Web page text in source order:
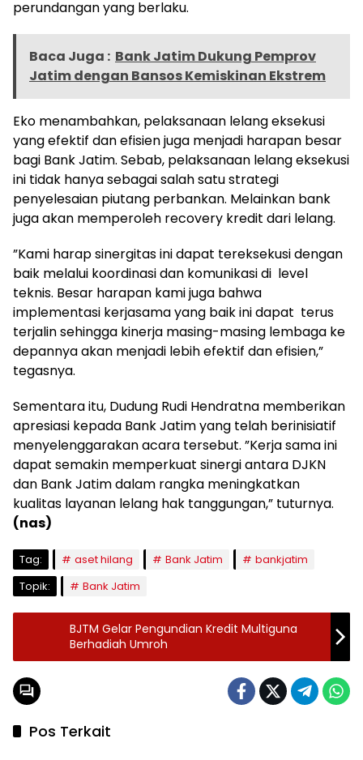
perundangan yang berlaku.
Baca Juga : Bank Jatim Dukung Pemprov
Jatim dengan Bansos Kemiskinan Ekstrem
Eko menambahkan, pelaksanaan lelang eksekusi
yang efektif dan efisien juga menjadi harapan besar
bagi Bank Jatim. Sebab, pelaksanaan lelang eksekusi
ini tidak hanya sebagai salah satu strategi
penyelesaian piutang perbankan. Melainkan bank
juga akan memperoleh recovery kredit dari lelang.
”Kami harap sinergitas ini dapat tereksekusi dengan
baik melalui koordinasi dan komunikasi di level
teknis. Besar harapan kami juga bahwa
implementasi kerjasama yang baik ini dapat terus
terjalin sehingga kinerja masing-masing lembaga ke
depannya akan menjadi lebih efektif dan efisien,”
tegasnya.
Sementara itu, Dudung Rudi Hendratna memberikan
apresiasi kepada Bank Jatim yang telah berinisiatif
menyelenggarakan acara tersebut. ”Kerja sama ini
dapat semakin memperkuat sinergi antara DJKN
dan Bank Jatim dalam rangka meningkatkan
kualitas layanan lelang hak tanggungan,” tuturnya.
(nas)
Tag: aset hilang Bank Jatim
bankjatim
Topik:
Bank Jatim
BJTM Gelar Pengundian Kredit Multiguna
Berhadiah Umroh
Pos Terkait
Ekbis